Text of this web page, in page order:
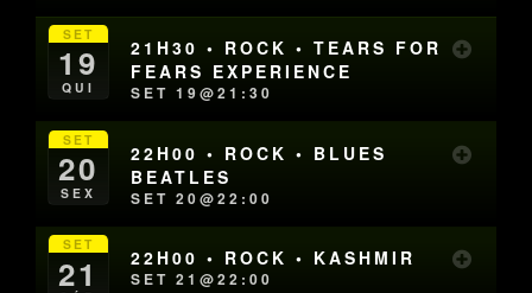
SET
19
QUI
21H30 • ROCK • TEARS FOR
FEARS EXPERIENCE
SET 19@21:30
SET
20
SEX
22H00 • ROCK • BLUES
BEATLES
SET 20@22:00
SET
21 22H00 • ROCK • KASHMIR
SET 21@22:00